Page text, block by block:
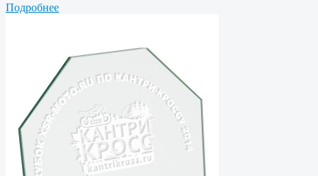
Подробнее